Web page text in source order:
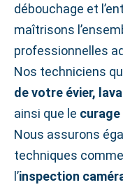
débouchage et
maîtrisons
professionnelles
Nos techniciens
de votre évier,
ainsi que le
Nous assurons
techniques
l’inspection